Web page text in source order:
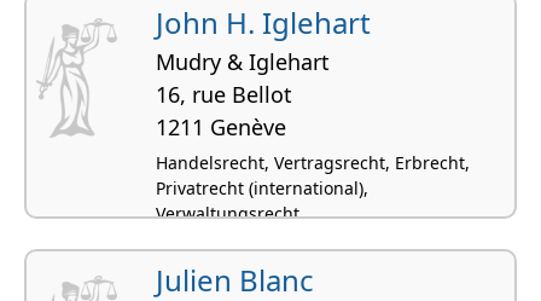
John H. Iglehart
Mudry & Iglehart
16, rue Bellot
1211 Genève
Handelsrecht, Vertragsrecht, Erbrecht,
Privatrecht (international),
Verwaltungsrecht
Julien Blanc